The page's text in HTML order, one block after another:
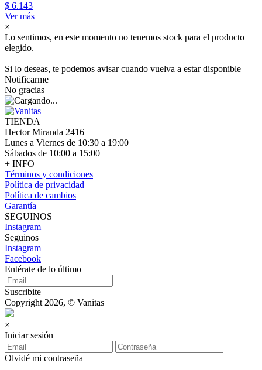
$ 6.143
Ver más
×
Lo sentimos, en este momento no tenemos stock para el producto
elegido.
Si lo deseas, te podemos avisar cuando vuelva a estar disponible
Notificarme
No gracias
TIENDA
Hector Miranda 2416
Lunes a Viernes de 10:30 a 19:00
Sábados de 10:00 a 15:00
+ INFO
Términos y condiciones
Política de privacidad
Política de cambios
Garantía
SEGUINOS
Instagram
Seguinos
Instagram
Facebook
Entérate de lo último
Suscribite
Copyright 2026, © Vanitas
×
Iniciar sesión
Olvidé mi contraseña